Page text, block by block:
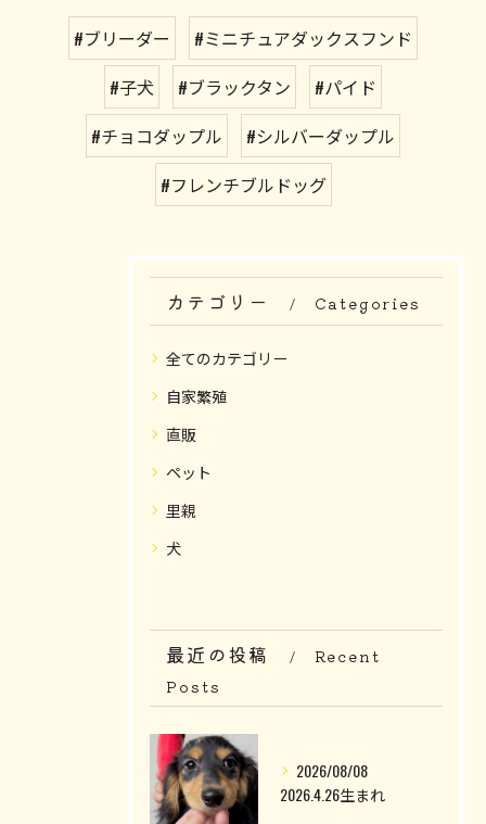
#ブリーダー
#ミニチュアダックスフンド
#子犬
#ブラックタン
#パイド
#チョコダップル
#シルバーダップル
#フレンチブルドッグ
カテゴリー Categories
全てのカテゴリー
自家繁殖
直販
ペット
里親
犬
最近の投稿
Recent
Posts
2026/08/08
2026.4.26生まれ